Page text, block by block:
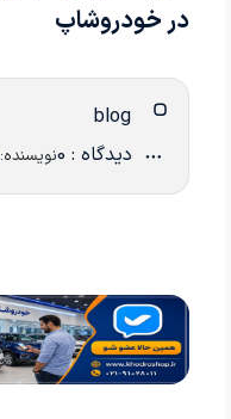
در خودروشاپ
دیدگاه : 0 نویسنده: